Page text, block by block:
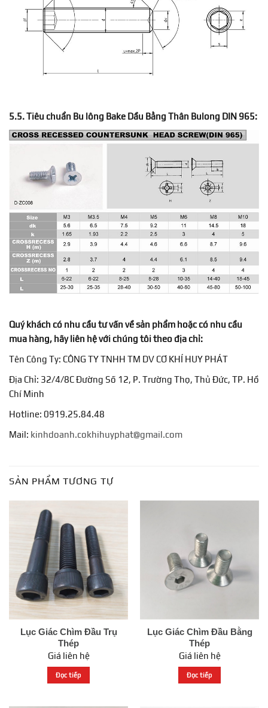
5.5. Tiêu chuẩn Bu lông Bake Dầu Bằng Thân Bulong DIN 965:
Quý khách có nhu cầu tư vấn về sản phẩm hoặc có nhu cầu
mua hàng, hãy liên hệ với chúng tôi theo địa chỉ:
Tên Công Ty: CÔNG TY TNHH TM DV CƠ KHÍ HUY PHÁT
Địa Chỉ: 32/4/8C Đường Số 12, P. Trường Thọ, Thủ Đức, TP. Hồ
Chí Minh
Hotline: 0919.25.84.48
Mail: kinhdoanh.cokhihuyphat@gmail.com
SẢN PHẨM TƯƠNG TỰ
Lục Giác Chìm Đầu Trụ
Thép
Giá liên hệ
Đọc tiếp
Lục Giác Chìm Đầu Bằng
Thép
Giá liên hệ
Đọc tiếp